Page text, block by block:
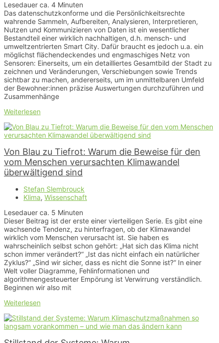
Lesedauer ca. 4 Minuten
Das datenschutzkonforme und die Persönlichkeitsrechte
wahrende Sammeln, Aufbereiten, Analysieren, Interpretieren,
Nutzen und Kommunizieren von Daten ist ein wesentlicher
Bestandteil einer wirklich nachhaltigen, d.h. mensch- und
umweltzentrierten Smart City. Dafür braucht es jedoch u.a. ein
möglichst flächendeckendes und engmaschiges Netz von
Sensoren: Einerseits, um ein detailliertes Gesamtbild der Stadt zu
zeichnen und Veränderungen, Verschiebungen sowie Trends
sichtbar zu machen, andererseits, um im unmittelbaren Umfeld
der Bewohner:innen präzise Auswertungen durchzuführen und
Zusammenhänge
Weiterlesen
Von Blau zu Tiefrot: Warum die Beweise für den
vom Menschen verursachten Klimawandel
überwältigend sind
Stefan Slembrouck
Klima, Wissenschaft
Lesedauer ca. 5 Minuten
Dieser Beitrag ist der erste einer vierteiligen Serie. Es gibt eine
wachsende Tendenz, zu hinterfragen, ob der Klimawandel
wirklich vom Menschen verursacht ist. Sie haben es
wahrscheinlich selbst schon gehört: „Hat sich das Klima nicht
schon immer verändert?“ „Ist das nicht einfach ein natürlicher
Zyklus?“ „Sind wir sicher, dass es nicht die Sonne ist?“ In einer
Welt voller Diagramme, Fehlinformationen und
algorithmengesteuerter Empörung ist Verwirrung verständlich.
Beginnen wir also mit
Weiterlesen